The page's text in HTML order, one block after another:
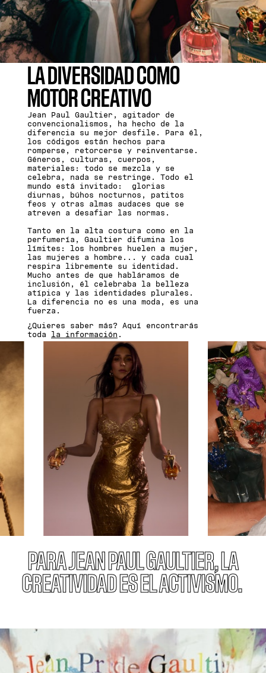
LA DIVERSIDAD COMO
MOTOR CREATIVO
Jean Paul Gaultier, agitador de
convencionalismos, ha hecho de la
diferencia su mejor desfile. Para él,
los códigos están hechos para
romperse, retorcerse y reinventarse.
Géneros, culturas, cuerpos,
materiales: todo se mezcla y se
celebra, nada se restringe. Todo el
mundo está invitado: glorias
diurnas, búhos nocturnos, patitos
feos y otras almas audaces que se
atreven a desafiar las normas.
Tanto en la alta costura como en la
perfumería, Gaultier difumina los
límites: los hombres huelen a mujer,
las mujeres a hombre... y cada cual
respira libremente su identidad.
Mucho antes de que habláramos de
inclusión, él celebraba la belleza
atípica y las identidades plurales.
La diferencia no es una moda, es una
fuerza.
¿Quieres saber más? Aquí encontrarás
toda la información .
PARA JEAN PAUL GAULTIER, LA
CREATIVIDAD ES EL ACTIVISMO.